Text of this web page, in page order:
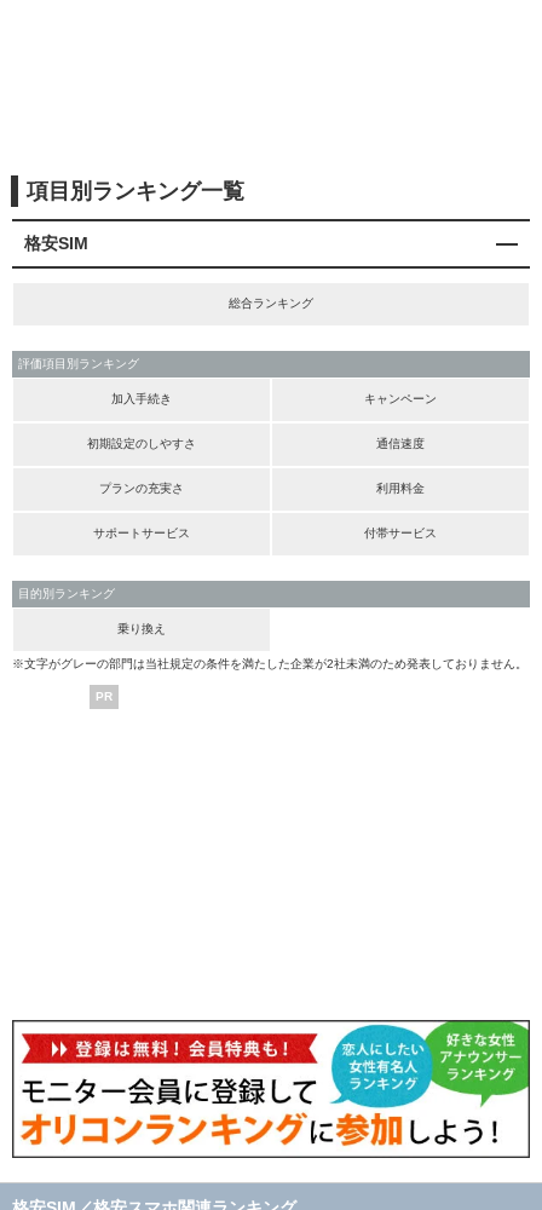
項目別ランキング一覧
格安SIM
総合ランキング
評価項目別ランキング
加入手続き キャンペーン
初期設定のしやすさ 通信速度
プランの充実さ 利用料金
サポートサービス 付帯サービス
目的別ランキング
乗り換え
※文字がグレーの部門は当社規定の条件を満たした企業が2社未満のため発表しておりません。
PR